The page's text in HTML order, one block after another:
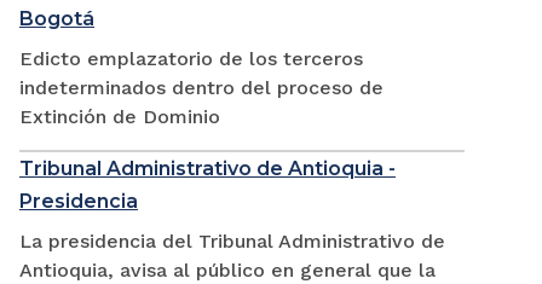
Bogotá
Edicto emplazatorio de los terceros
indeterminados dentro del proceso de
Extinción de Dominio
Tribunal Administrativo de Antioquia -
Presidencia
La presidencia del Tribunal Administrativo de
Antioquia, avisa al público en general que la